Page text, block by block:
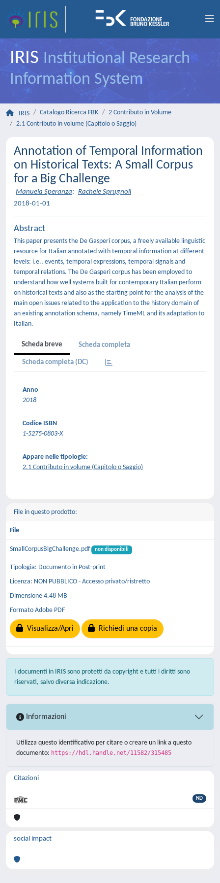
IRIS Institutional Research
Information System
IRIS Catalogo Ricerca FBK
2 Contributo in Volume
2.1 Contributo in volume (Capitolo o Saggio)
Annotation of Temporal Information
on Historical Texts: A Small Corpus
for a Big Challenge
Manuela Speranza; Rachele Sprugnoli
2018-01-01
Abstract
This paper presents the De Gasperi corpus, a freely available linguistic
resource for Italian annotated with temporal information at different
levels: i.e., events, temporal expressions, temporal signals and
temporal relations. The De Gasperi corpus has been employed to
understand how well systems built for contemporary Italian perform
on historical texts and also as the starting point for the analysis of the
main open issues related to the application to the history domain of
an existing annotation schema, namely TimeML and its adaptation to
Italian.
Scheda breve Scheda completa
Scheda completa (DC)
Anno
2018
Codice ISBN
1-5275-0803-X
Appare nelle tipologie:
2.1 Contributo in volume (Capitolo o Saggio)
File in questo prodotto:
File
SmallCorpusBigChallenge.pdf non disponibili
Tipologia: Documento in Post-print
Licenza: NON PUBBLICO - Accesso privato/ristretto
Dimensione 4.48 MB
Formato Adobe PDF
Visualizza/Apri Richiedi una copia
I documenti in IRIS sono protetti da copyright e tutti i diritti sono
riservati, salvo diversa indicazione.
Informazioni
Utilizza questo identificativo per citare o creare un link a questo
documento: https://hdl.handle.net/11582/315485
Citazioni
ND
social impact